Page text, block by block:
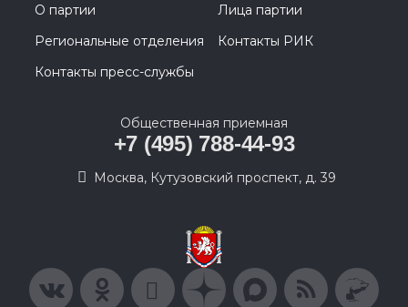
О партии
Лица партии
Региональные отделения
Контакты РИК
Контакты пресс-службы
Общественная приемная
+7 (495) 788-44-93
Москва, Кутузовский проспект, д. 39